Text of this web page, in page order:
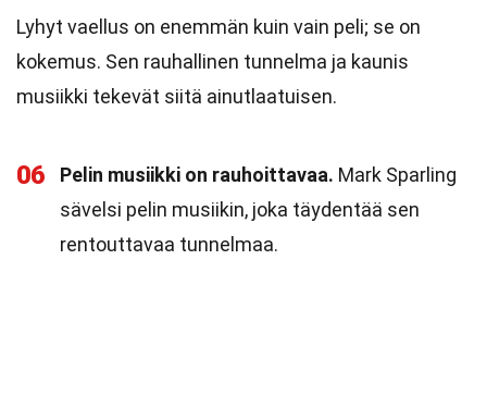
Lyhyt vaellus on enemmän kuin vain peli; se on
kokemus. Sen rauhallinen tunnelma ja kaunis
musiikki tekevät siitä ainutlaatuisen.
06 Pelin musiikki on rauhoittavaa. Mark Sparling
sävelsi pelin musiikin, joka täydentää sen
rentouttavaa tunnelmaa.